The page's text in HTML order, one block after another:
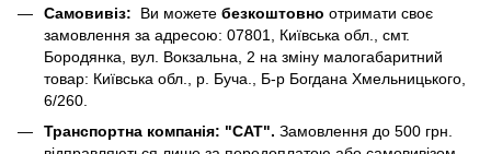
Самовивіз: Ви можете безкоштовно отримати своє
замовлення за адресою: 07801, Київська обл., смт.
Бородянка, вул. Вокзальна, 2 на зміну малогабаритний
товар: Київська обл., р. Буча., Б-р Богдана Хмельницького,
6/260.
Транспортна компанія: "САТ". Замовлення до 500 грн.